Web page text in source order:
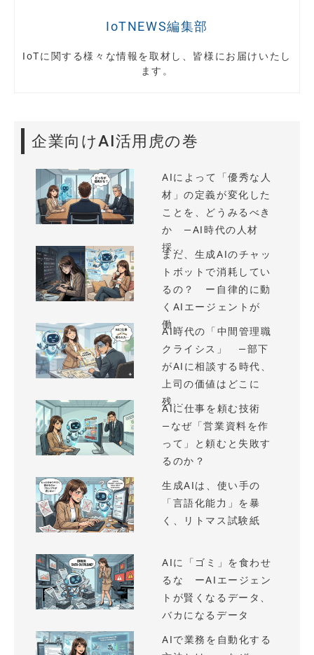
IoTNEWS編集部
IoTに関する様々な情報を取材し、皆様にお届けいたし
ます。
企業向けAI活用虎の巻
AIによって「優秀な人
材」の定義が変化した
ことを、どうみるべき
か —AI時代の人材
採...
まだ、生成AIのチャッ
トボットで消耗してい
るの？ ー自律的に動
くAIエージェントが
働...
AI時代の「中間管理職
クライシス」 —部下
がAIに相談する時代、
上司の価値はどこに
残...
AIに仕事を頼む技術
—なぜ「営業資料を作
って」と頼むと失敗す
るのか？
生成AIは、使い手の
「言語化能力」を暴
く、リトマス試験紙
AIに「ゴミ」を食わせ
るな ーAIエージェン
トが賢くなるデータ、
バカになるデータ
AIで業務を自動化する